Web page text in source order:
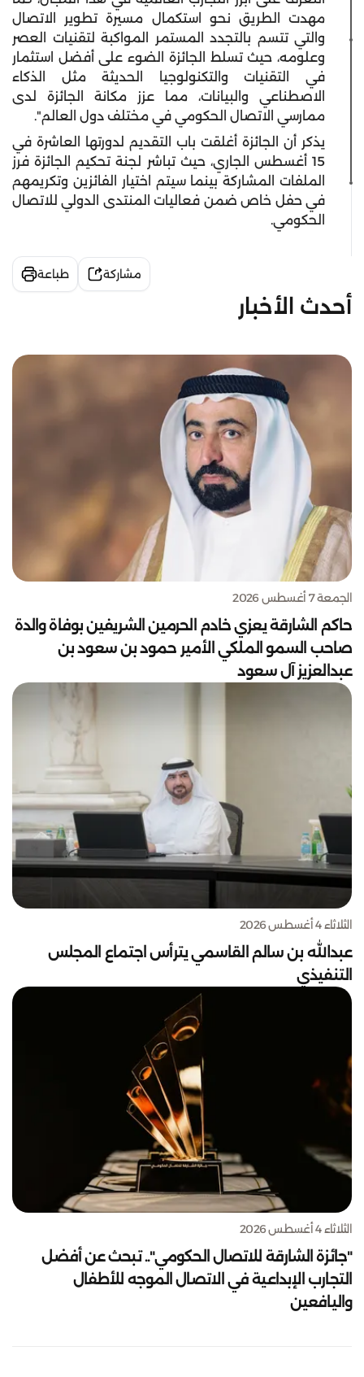
مهدت الطريق نحو استكمال مسيرة تطوير الاتصال
والتي تتسم بالتجدد المستمر المواكبة لتقنيات العصر
وعلومه، حيث تسلط الجائزة الضوء على أفضل استثمار
في التقنيات والتكنولوجيا الحديثة مثل الذكاء
الاصطناعي والبيانات، مما عزز مكانة الجائزة لدى
ممارسي الاتصال الحكومي في مختلف دول العالم".
يذكر أن الجائزة أغلقت باب التقديم لدورتها العاشرة في
15 أغسطس الجاري، حيث تباشر لجنة تحكيم الجائزة فرز
الملفات المشاركة بينما سيتم اختيار الفائزين وتكريمهم
في حفل خاص ضمن فعاليات المنتدى الدولي للاتصال
الحكومي.
مشاركة طباعة
أحدث الأخبار
الجمعة 7 أغسطس 2026
حاكم الشارقة يعزي خادم الحرمين الشريفين بوفاة والدة
صاحب السمو الملكي الأمير حمود بن سعود بن
عبدالعزيز آل سعود
الثلاثاء 4 أغسطس 2026
عبدالله بن سالم القاسمي يترأس اجتماع المجلس
التنفيذي
الثلاثاء 4 أغسطس 2026
"جائزة الشارقة للاتصال الحكومي".. تبحث عن أفضل
التجارب الإبداعية في الاتصال الموجه للأطفال
واليافعين